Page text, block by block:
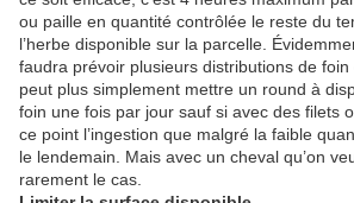
ou paille en quantité contrôlée le reste du
l’herbe disponible sur la parcelle.
faudra prévoir plusieurs distributions de
peut plus simplement mettre un round à
foin une fois par jour sauf si avec des filets
ce point l’ingestion que malgré la faible
le lendemain. Mais avec un cheval qu’on
rarement le cas.